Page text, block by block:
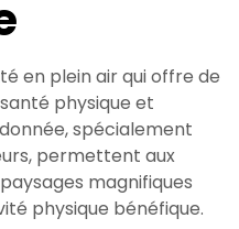
en plein air qui offre de
physique et
spécialement
permettent aux
magnifiques
physique bénéfique.